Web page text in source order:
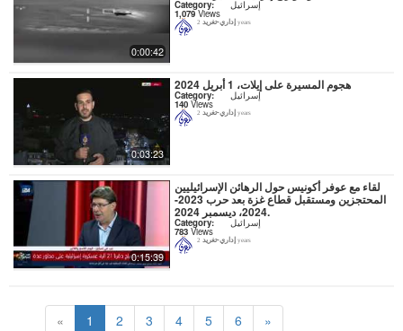
0:00:42
Category: إسرائيل
1,079Views
إداري-تغريد 2 years
0:03:23
هجوم المسيرة على إيلات، 1 أبريل 2024
Category: إسرائيل
140 Views
إداري-تغريد 2 years
0:15:39
لقاء مع عوفر أكونيس حول الرهائن الإسرائيليين
المحتجزين ومستقبل قطاع غزة بعد حرب 2023-
2024، ديسمبر 2024.
Category: إسرائيل
783 Views
إداري-تغريد 2 years
« 1 2 3 4 5 6 »